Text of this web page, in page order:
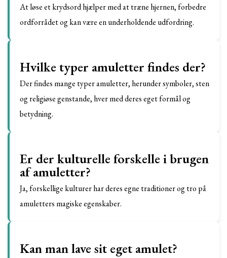
At løse et krydsord hjælper med at træne hjernen, forbedre
ordforrådet og kan være en underholdende udfordring.
Hvilke typer amuletter findes der?
Der findes mange typer amuletter, herunder symboler, sten
og religiøse genstande, hver med deres eget formål og
betydning.
Er der kulturelle forskelle i brugen
af amuletter?
Ja, forskellige kulturer har deres egne traditioner og tro på
amuletters magiske egenskaber.
Kan man lave sit eget amulet?